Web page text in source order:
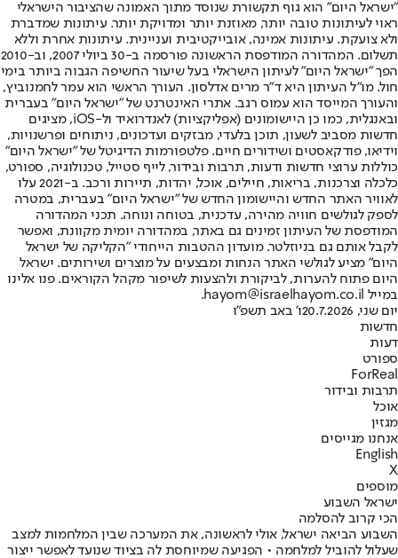
"ישראל היום" הוא גוף תקשורת שנוסד מתוך האמונה שהציבור הישראלי
ראוי לעיתונות טובה יותר, מאוזנת יותר ומדויקת יותר. עיתונות שמדברת
ולא צועקת. עיתונות אמינה, אובייקטיבית ועניינית. עיתונות אחרת וללא
תשלום. המהדורה המודפסת הראשונה פורסמה ב-30 ביולי 2007, וב-2010
הפך "ישראל היום" לעיתון הישראלי בעל שיעור החשיפה הגבוה ביותר בימי
חול. מו"ל העיתון היא ד"ר מרים אדלסון. העורך הראשי הוא עמר לחמנוביץ,
והעורך המייסד הוא עמוס רגב. אתרי האינטרנט של "ישראל היום" בעברית
ובאנגלית, כמו כן היישומונים (אפליקציות) לאנדרואיד ול-iOS, מציגים
חדשות מסביב לשעון, תוכן בלעדי, מבזקים ועדכונים, ניתוחים ופרשנויות,
וידיאו, פודקאסטים ושידורים חיים. פלטפורמות הדיגיטל של "ישראל היום"
כוללות ערוצי חדשות ודעות, תרבות ובידור, לייף סטייל, טכנולוגיה, ספורט,
כלכלה וצרכנות, בריאות, חיילים, אוכל, יהדות, תיירות ורכב. ב-2021 עלו
לאוויר האתר החדש והיישומון החדש של "ישראל היום" בעברית, במטרה
לספק לגולשים חוויה מהירה, עדכנית, בטוחה ונוחה. תכני המהדורה
המודפסת של העיתון זמינים גם באתר, במהדורה יומית מקוונת, ואפשר
לקבל אותם גם בניוזלטר. מועדון ההטבות הייחודי "הקליקה של ישראל
היום" מציע לגולשי האתר הנחות ומבצעים על מוצרים ושירותים. ישראל
היום פתוח להערות, לביקורת ולהצעות לשיפור מקהל הקוראים. פנו אלינו
במייל hayom@israelhayom.co.il.
יום שני, 20.7.2026
ו' באב תשפ"ו
חדשות
דעות
ספורט
ForReal
תרבות ובידור
אוכל
מגזין
אנחנו מגייסים
English
X
מוספים
ישראל השבוע
הכי קרוב להסלמה
השבוע הביאה ישראל, אולי לראשונה, את המערכה שבין המלחמות למצב
שעלול להוביל למלחמה • הפגיעה שמיוחסת לה בציוד שנועד לאפשר ייצור